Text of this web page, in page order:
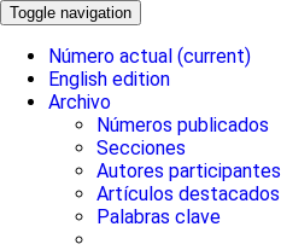
Toggle navigation
Número actual (current)
English edition
Archivo
Números publicados
Secciones
Autores participantes
Artículos destacados
Palabras clave